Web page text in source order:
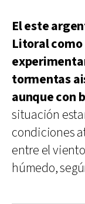
El este
Litoral
tormentas
aunque con
situación
condiciones
entre el
húmedo,